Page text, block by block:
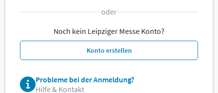
oder
Noch kein Leipziger Messe Konto?
Konto erstellen
Probleme bei der Anmeldung?
Hilfe & Kontakt